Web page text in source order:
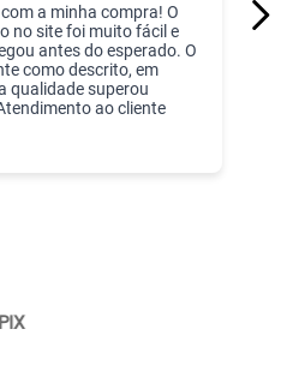
a minha compra! O
no site foi muito fácil e
antes do esperado. O
como descrito, em
qualidade superou
ao cliente
Grátis